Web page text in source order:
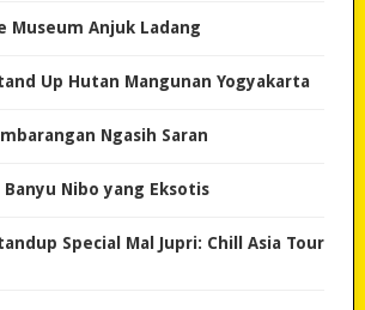
Museum Anjuk Ladang
Up Hutan Mangunan Yogyakarta
Ngasih Saran
Nibo yang Eksotis
Special Mal Jupri: Chill Asia Tour